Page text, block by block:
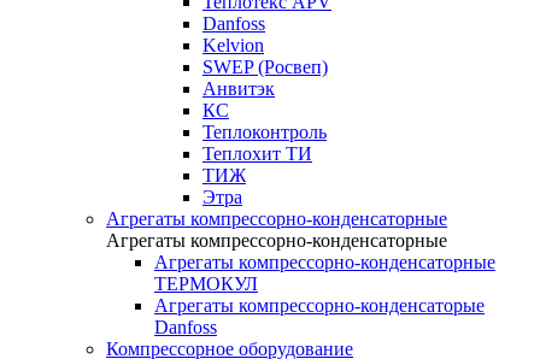
Danfoss
Kelvion
SWEP (Росвеп)
Анвитэк
КС
Теплоконтроль
Теплохит ТИ
ТИЖ
Этра
Агрегаты компрессорно-конденсаторные
Агрегаты компрессорно-конденсаторные
Агрегаты компрессорно-конденсаторные
ТЕРМОКУЛ
Агрегаты компрессорно-конденсаторые
Danfoss
Компрессорное оборудование